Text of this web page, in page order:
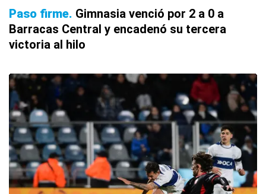
Paso firme Gimnasia venció por 2 a 0 a
Barracas Central y encadenó su tercera
victoria al hilo